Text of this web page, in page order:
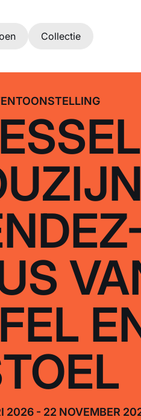
Collectie
2026 - 22 NOVEMBER